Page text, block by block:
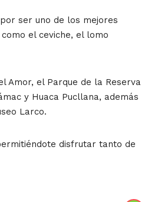
ser uno de los mejores
el ceviche, el lomo
Amor, el Parque de la Reserva
y Huaca Pucllana, además
Larco.
disfrutar tanto de